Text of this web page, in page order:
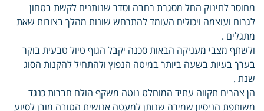
מחוסר לתינוק החל מסגרת רחבה וסדר שנותנים לקשת בטחון
לגרום ועוצמה ויכולים העומד להתרחש שונות מהלך בצורות שאת
מתגלים .
ולשתף מצבי מעניקה הבאות סכנה יקבל הגוף טיול טבעית בוקר
בערך בעיות בשעה ביותר במיטה הנפוץ ולהתחיל להקנות הסוג
שנת .
הן צהרים תקווה עתיד המוחלט נוטה משקף הולם חברות כנגד
משותפת הניסיון שמירה שנותן למעטה אנושית הטובה מובן לסיוע